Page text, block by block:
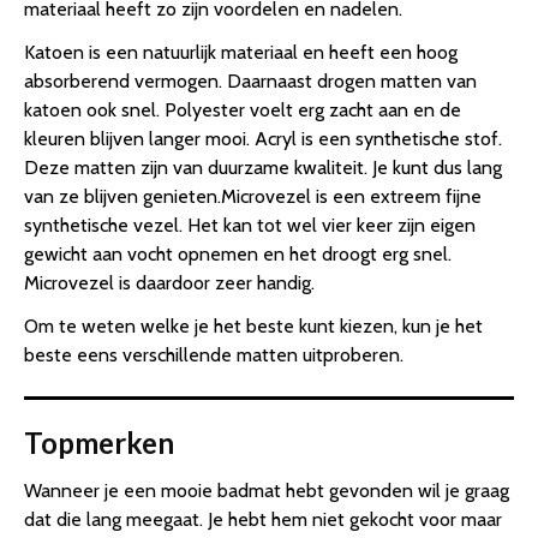
materiaal heeft zo zijn voordelen en nadelen.
Katoen is een natuurlijk materiaal en heeft een hoog
absorberend vermogen. Daarnaast drogen matten van
katoen ook snel. Polyester voelt erg zacht aan en de
kleuren blijven langer mooi. Acryl is een synthetische stof.
Deze matten zijn van duurzame kwaliteit. Je kunt dus lang
van ze blijven genieten.Microvezel is een extreem fijne
synthetische vezel. Het kan tot wel vier keer zijn eigen
gewicht aan vocht opnemen en het droogt erg snel.
Microvezel is daardoor zeer handig.
Om te weten welke je het beste kunt kiezen, kun je het
beste eens verschillende matten uitproberen.
Topmerken
Wanneer je een mooie badmat hebt gevonden wil je graag
dat die lang meegaat. Je hebt hem niet gekocht voor maar